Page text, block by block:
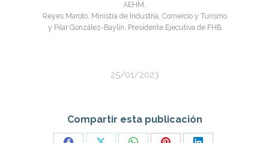
AEHM,
Reyes Maroto, Ministra de Industria, Comercio y Turismo
y Pilar González-Baylín, Presidente Ejecutiva de FHB
25/01/2023
Compartir esta publicación